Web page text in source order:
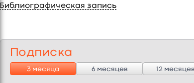
Библиографическая запись
Подписка
3 месяца 6 месяцев 12 месяцев